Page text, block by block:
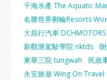
千海水產 The Aquatic
名勝世界郵輪Resorts
大昌行汽車 DCHMOTORS
新觀塘駕駛學院 nktds
東華三院 tungwah
民政
永安旅遊 Wing On Travel